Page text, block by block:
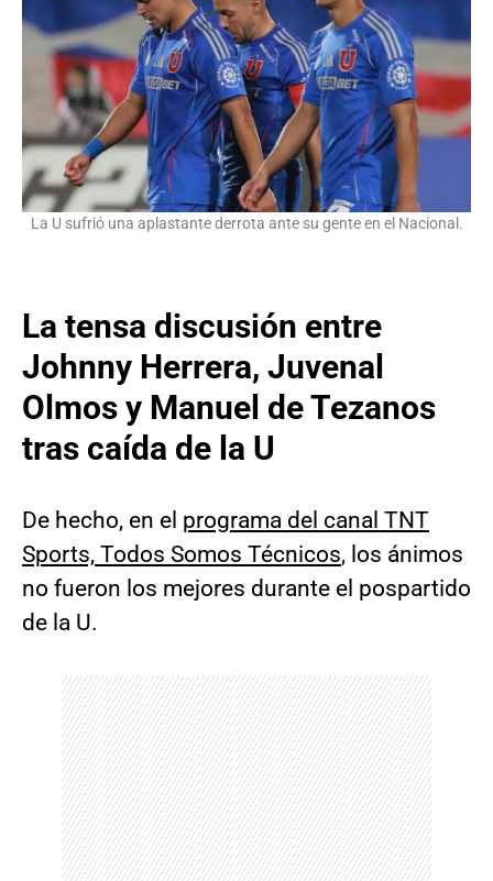
La U sufrió una aplastante derrota ante su gente en el Nacional.
La tensa discusión entre
Johnny Herrera, Juvenal
Olmos y Manuel de Tezanos
tras caída de la U
De hecho, en el programa del canal TNT
Sports, Todos Somos Técnicos, los ánimos
no fueron los mejores durante el pospartido
de la U.